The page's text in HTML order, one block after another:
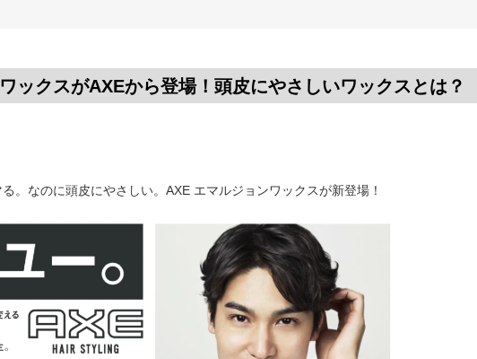
ックスがAXEから登場！頭皮にやさしいワックスとは？
。なのに頭皮にやさしい。AXE エマルジョンワックスが新登場！